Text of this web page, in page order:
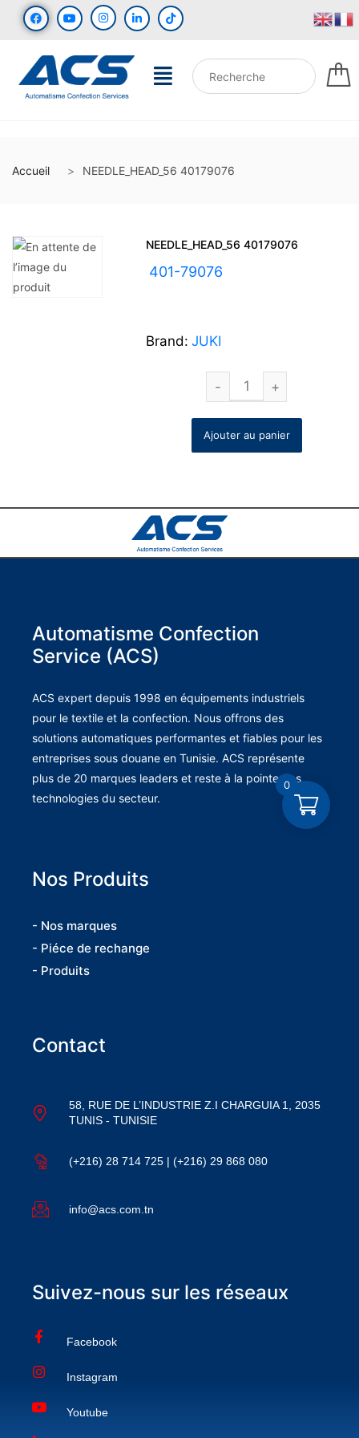
Accueil NEEDLE_HEAD_56 40179076
NEEDLE_HEAD_56 40179076
401-79076
Brand: JUKI
Ajouter au panier
Automatisme Confection
Service (ACS)
ACS expert depuis 1998 en équipements industriels
pour le textile et la confection. Nous offrons des
solutions automatiques performantes et fiables pour les
entreprises sous douane en Tunisie. ACS représente
plus de 20 marques leaders et reste à la pointe des
technologies du secteur.
Nos Produits
- Nos marques
- Piéce de rechange
- Produits
Contact
58, RUE DE L’INDUSTRIE Z.I CHARGUIA 1, 2035
TUNIS - TUNISIE
(+216) 28 714 725 | (+216) 29 868 080
info@acs.com.tn
Suivez-nous sur les réseaux
Facebook
Instagram
Youtube
0